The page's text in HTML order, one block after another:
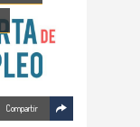
Compartir